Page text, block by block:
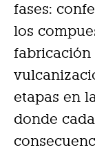
fases:
los
fabricación
etapas en
donde